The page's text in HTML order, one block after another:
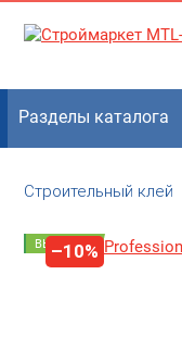
Разделы каталога
Строительный клей
ВЫГОДНО
–10%